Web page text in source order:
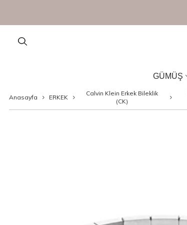
GÜMÜŞ
Anasayfa ERKEK
Calvin Klein Erkek Bileklik
(CK)